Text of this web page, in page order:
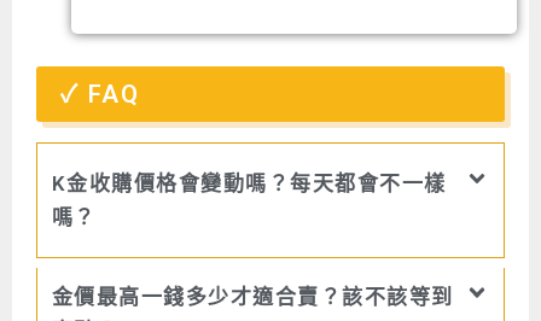
FAQ
K金收購價格會變動嗎？每天都會不一樣
嗎？
金價最高一錢多少才適合賣？該不該等到